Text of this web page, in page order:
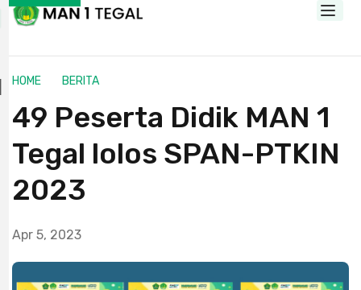
HOME BERITA
49 Peserta Didik MAN 1
Tegal lolos SPAN-PTKIN
2023
Apr 5, 2023